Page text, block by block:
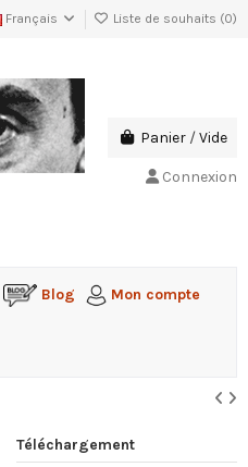
Français Liste de souhaits (0)
Panier /Vide
Connexion
Blog Mon compte
Téléchargement